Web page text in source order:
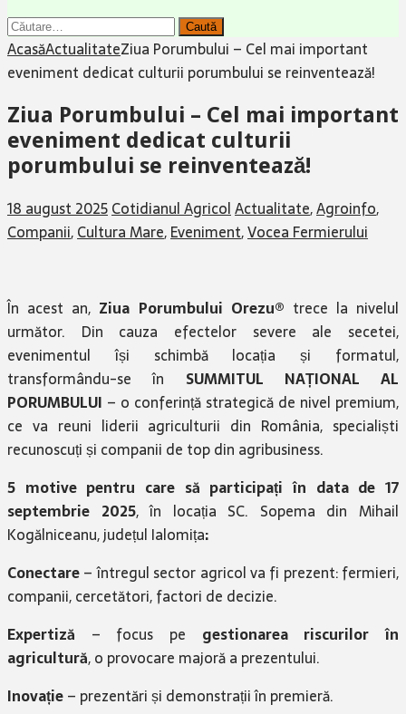
Caută
după:
AcasăActualitateZiua Porumbului – Cel mai important
eveniment dedicat culturii porumbului se reinventează!
Ziua Porumbului – Cel mai important
eveniment dedicat culturii
porumbului se reinventează!
18 august 2025Cotidianul AgricolActualitate,Agroinfo,
Companii,Cultura Mare,Eveniment,Vocea Fermierului
În acest an, Ziua Porumbului Orezu® trece la nivelul
următor. Din cauza efectelor severe ale secetei,
evenimentul își schimbă locația și formatul,
transformându-se în SUMMITUL NAȚIONAL AL
PORUMBULUI – o conferință strategică de nivel premium,
ce va reuni liderii agriculturii din România, specialiști
recunoscuți și companii de top din agribusiness.
5 motive pentru care să participați în data de 17
septembrie 2025, în locația SC. Sopema din Mihail
Kogălniceanu, județul Ialomița:
Conectare– întregul sector agricol va fi prezent: fermieri,
companii, cercetători, factori de decizie.
Expertiză – focus pe gestionarea riscurilor în
agricultură, o provocare majoră a prezentului.
Inovație– prezentări și demonstrații în premieră.